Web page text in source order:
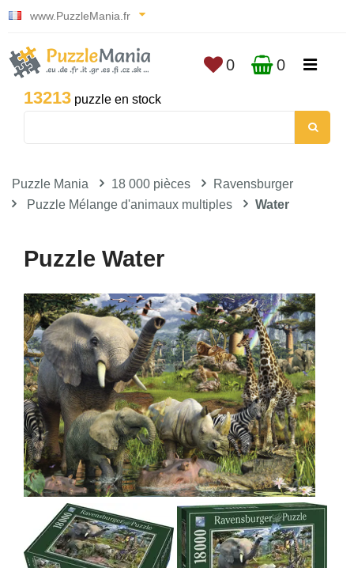
www.PuzzleMania.fr
13213 puzzle en stock
0 0
Puzzle Mania 18 000 pièces
Ravensburger
Puzzle Mélange d'animaux multiples
Water
Puzzle Water